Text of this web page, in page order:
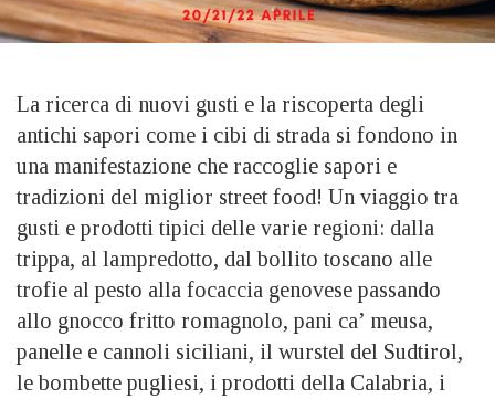
La ricerca di nuovi gusti e la riscoperta degli
antichi sapori come i cibi di strada si fondono in
una manifestazione che raccoglie sapori e
tradizioni del miglior street food! Un viaggio tra
gusti e prodotti tipici delle varie regioni: dalla
trippa, al lampredotto, dal bollito toscano alle
trofie al pesto alla focaccia genovese passando
allo gnocco fritto romagnolo, pani ca’ meusa,
panelle e cannoli siciliani, il wurstel del Sudtirol,
le bombette pugliesi, i prodotti della Calabria, i